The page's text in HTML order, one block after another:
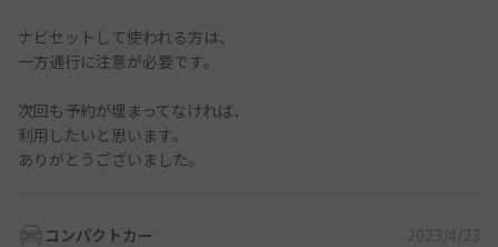
ナビセットして使われる方は、
一方通行に注意が必要です。
次回も予約が埋まってなければ、
利用したいと思います。
ありがとうございました。
コンパクトカー 2023/4/23